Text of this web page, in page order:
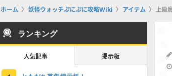
ホーム 妖怪ウォッチぷにぷに攻略Wiki アイテム 上級
ランキング
人気記事 掲示板